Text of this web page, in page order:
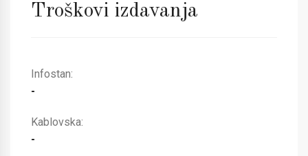
Troškovi izdavanja
Infostan:
-
Kablovska:
-